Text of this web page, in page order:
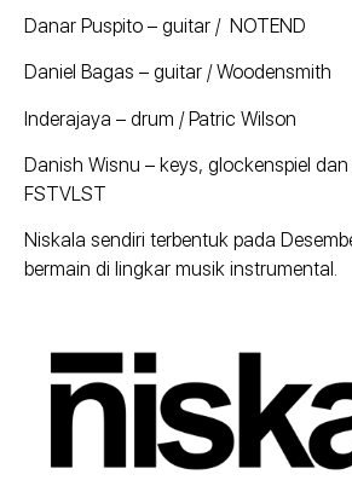
Danar Puspito – guitar / NOTEND
Daniel Bagas ­– guitar / Woodensmith
Inderajaya – drum / Patric Wilson
Danish Wisnu – keys, glockenspiel
FSTVLST
Niskala sendiri terbentuk pada
bermain di lingkar musik instrumental.